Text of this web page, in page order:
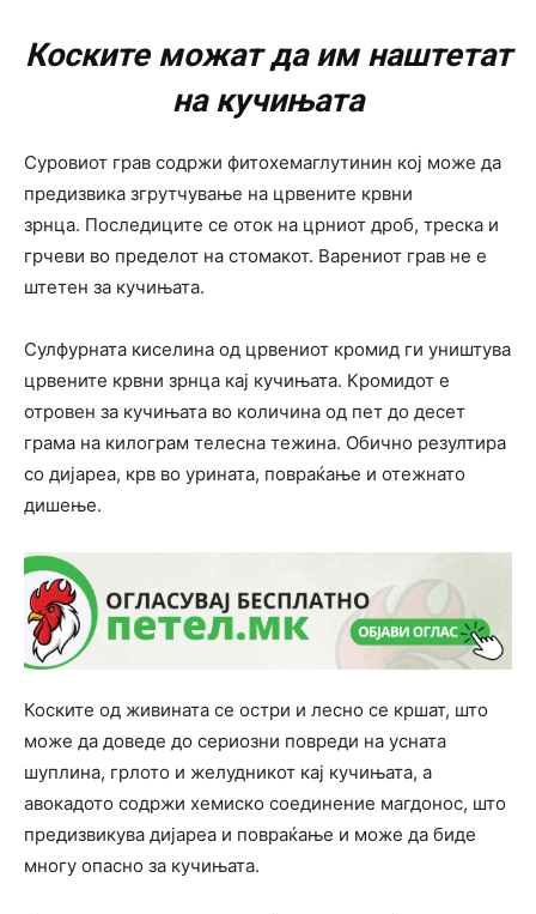
Коските можат да им наштетат
на кучињата
Суровиот грав содржи фитохемаглутинин кој може да
предизвика згрутчување на црвените крвни
зрнца. Последиците се оток на црниот дроб, треска и
грчеви во пределот на стомакот. Варениот грав не е
штетен за кучињата.
Сулфурната киселина од црвениот кромид ги уништува
црвените крвни зрнца кај кучињата. Кромидот е
отровен за кучињата во количина од пет до десет
грама на килограм телесна тежина. Обично резултира
со дијареа, крв во урината, повраќање и отежнато
дишење.
Коските од живината се остри и лесно се кршат, што
може да доведе до сериозни повреди на усната
шуплина, грлото и желудникот кај кучињата, а
авокадото содржи хемиско соединение магдонос, што
предизвикува дијареа и повраќање и може да биде
многу опасно за кучињата.